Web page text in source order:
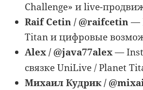
Challenge» и live-
Raif Cetin / @raifcetin—
Titan и цифровые
Alex / @java77alex—
связке UniLive / Planet
Михаил Кудрик /